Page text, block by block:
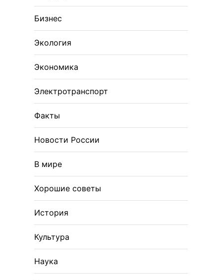
Бизнес
Экология
Экономика
Электротранспорт
Факты
Новости России
В мире
Хорошие советы
История
Культура
Наука